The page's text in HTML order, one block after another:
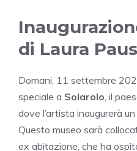
di Laura
Domani, 11 settembre
speciale a Solarolo, il
dove l’artista inaugurerà un
Questo museo sarà
ex abitazione, che ha